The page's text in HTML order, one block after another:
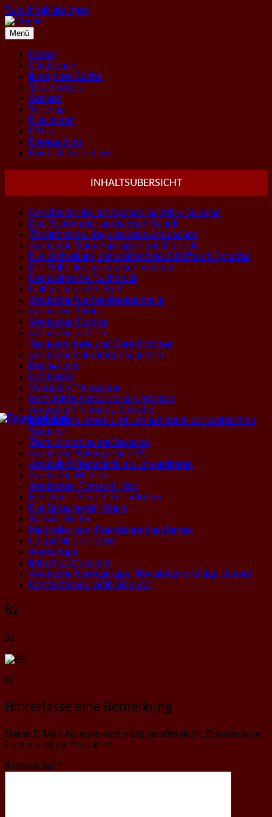
Zum Inhalt springen
Menü
Home
Gästebuch
In eigener Sache
Sitechanges
Suchen
Sitemap
Disclaimer
FAQs
Datenschutz
Kontakt/Impressum
INHALTSUBERSICHT
Geschichte der arabischen Schrift + Sprache
Das System der arabischen Schrift
Theoretische Linguistik des Arabischen
Arabische Sprachgruppen und Dialekte
Die Verbreitung der arabischen Schrift und Sprache
Die Rolle des arabischen im Islam
Der arabische Buchdruck
Kalligrafie und Schrift
Arabische Namensbestandteile
Arabische Tatoos
Arabische Comics
Arabische Zahlen
Textexemplare und Sprachproben
Arabische Literatur(geschichte)
Büchertipps
Der Koran
Vokabeln / Vokabular
Materialien zum Arabisch erlernen
Arabesken in der dt. Sprache
Internationalismen und Lehnwörter in der arabischen
Sprache
Texte in arabischer Sprache
Arabische Software und PC
Arabistik/Orientalistik an Universitäten
Arabische Medien
Arabischer Film und Kino
Ein kleiner Sprach-Reiseführer
Die Sprache der Musik
Schöne Bilder
Methoden zum Fremdsprachen lernen
Linguistik allgemein
Workshops
Interessantes Links
Arabische Newsgroups, Newsletter und das Usenet
Der Verfasser Stellt Sich Vor
82
82
82
Hinterlasse eine Bemerkung
Deine E-Mail-Adresse wird nicht veröffentlicht. Erforderliche
Felder sind mit * markiert
Kommentar *